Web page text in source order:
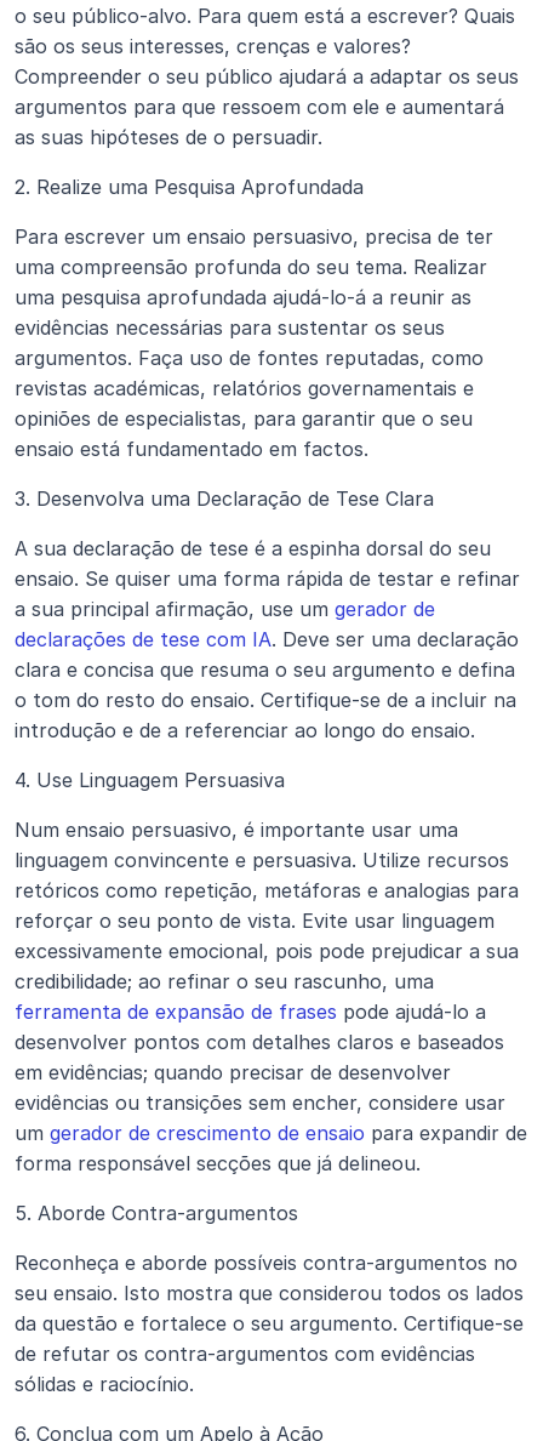
o seu público-alvo. Para quem está a escrever? Quais
são os seus interesses, crenças e valores?
Compreender o seu público ajudará a adaptar os seus
argumentos para que ressoem com ele e aumentará
as suas hipóteses de o persuadir.
2. Realize uma Pesquisa Aprofundada
Para escrever um ensaio persuasivo, precisa de ter
uma compreensão profunda do seu tema. Realizar
uma pesquisa aprofundada ajudá-lo-á a reunir as
evidências necessárias para sustentar os seus
argumentos. Faça uso de fontes reputadas, como
revistas académicas, relatórios governamentais e
opiniões de especialistas, para garantir que o seu
ensaio está fundamentado em factos.
3. Desenvolva uma Declaração de Tese Clara
A sua declaração de tese é a espinha dorsal do seu
ensaio. Se quiser uma forma rápida de testar e refinar
a sua principal afirmação, use um gerador de
declarações de tese com IA. Deve ser uma declaração
clara e concisa que resuma o seu argumento e defina
o tom do resto do ensaio. Certifique-se de a incluir na
introdução e de a referenciar ao longo do ensaio.
4. Use Linguagem Persuasiva
Num ensaio persuasivo, é importante usar uma
linguagem convincente e persuasiva. Utilize recursos
retóricos como repetição, metáforas e analogias para
reforçar o seu ponto de vista. Evite usar linguagem
excessivamente emocional, pois pode prejudicar a sua
ferramenta de expansão de frases pode ajudá-lo a
desenvolver pontos com detalhes claros e baseados
em evidências; quando precisar de desenvolver
evidências ou transições sem encher, considere usar
um gerador de crescimento de ensaio para expandir de
forma responsável secções que já delineou.
5. Aborde Contra-argumentos
Reconheça e aborde possíveis contra-argumentos no
seu ensaio. Isto mostra que considerou todos os lados
da questão e fortalece o seu argumento. Certifique-se
de refutar os contra-argumentos com evidências
sólidas e raciocínio.
6. Conclua com um Apelo à Ação